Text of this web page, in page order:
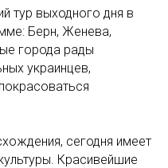
тур выходного дня в
Берн, Женева,
города рады
украинцев,
сегодня имеет
Красивейшие